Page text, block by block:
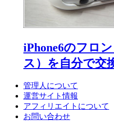
iPhone6のフロ
ス）を自分で交
管理人について
運営サイト情報
アフィリエイトについて
お問い合わせ